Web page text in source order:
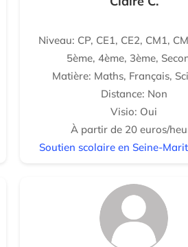
Niveau: CP, CE1, CE2, CM1,
5ème, 4ème, 3ème,
Matière: Maths, Français,
Distance: Non
Visio: Oui
À partir de 20 euros/
Soutien scolaire en Seine-